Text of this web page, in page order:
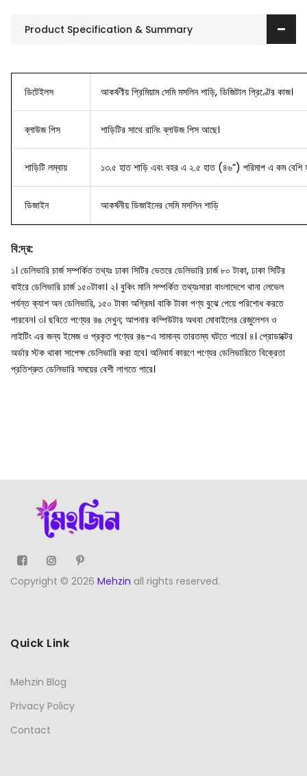
Product Specification & Summary
ডিটেইলস আকর্ষণীয় প্রিমিয়াম সেমি মসলিন শাড়ি, ডিজিটাল প্রিণ্টের কাজ।
ব্লাউজ পিস শাড়িটির সাথে রানিং ব্লাউজ পিস আছে।
শাড়িটি লম্বায় ১৩.৫ হাত শাড়ি এবং বহর এ ২.৫ হাত (৪৬”) পরিমাপ এ কম বেশি
ডিজাইন আকর্ষনীয় ডিজাইনের সেমি মসলিন শাড়ি
বি:দ্র:
১। ডেলিভারি চার্জ সম্পর্কিত তথ্যঃ ঢাকা সিটির ভেতরে ডেলিভারি চার্জ ৮০ টাকা, ঢাকা সিটির
বাইরে ডেলিভারি চার্জ ১৫০টাকা। ২। বুকিং মানি সম্পর্কিত তথ্যঃসারা বাংলাদেশে থানা লেভেল
পর্যন্ত ক্যাশ অন ডেলিভারি, ১৫০ টাকা অগ্রিম। বাকি টাকা পণ্য বুঝে পেয়ে পরিশোধ করতে
পারবেন। ৩। ছবিতে পণ্যের রঙ দেখুন; আপনার কম্পিউটার অথবা মোবাইলের রেজুলেশন ও
লাইটিং এর জন্য ইমেজ ও প্রকৃত পণ্যের রঙ-এ সামান্য তারতম্য ঘটতে পারে। ৪। প্রোডাক্টের
অর্ডার স্টক থাকা সাপেক্ষ ডেলিভারি করা হবে। অনিবার্য কারণে পণ্যের ডেলিভারিতে বিক্রেতা
প্রতিশ্রুত ডেলিভারি সময়ের বেশী লাগতে পারে।
Copyright © 2026 Mehzin all rights reserved.
Quick Link
Mehzin Blog
Privacy Policy
Contact